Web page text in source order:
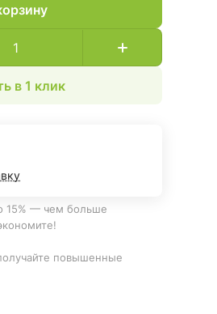
в 1 клик
15% — чем больше
повышенные